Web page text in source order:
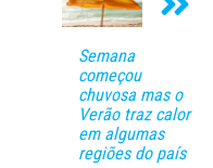
Semana
começou
chuvosa mas o
Verão traz calor
em algumas
regiões do país